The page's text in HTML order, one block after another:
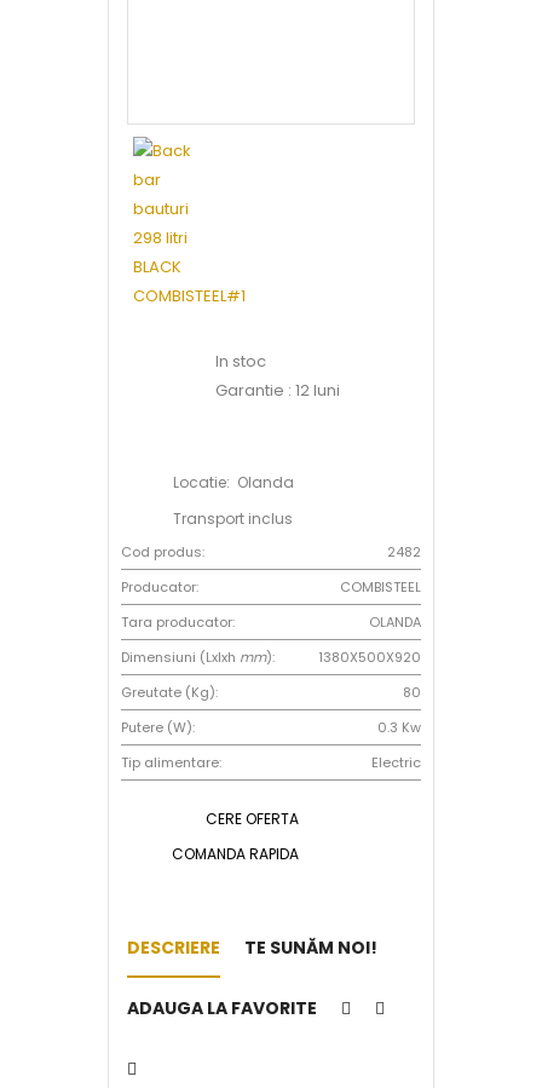
In stoc
Garantie : 12 luni
Locatie: Olanda
Transport inclus
Cod produs:
2482
Producator:
COMBISTEEL
Tara producator:
OLANDA
Dimensiuni (Lxlxh mm):
1380X500X920
Greutate (Kg):
80
Putere (W):
0.3 Kw
Tip alimentare:
Electric
CERE OFERTA
COMANDA RAPIDA
DESCRIERE TE SUNĂM NOI!
ADAUGA LA FAVORITE